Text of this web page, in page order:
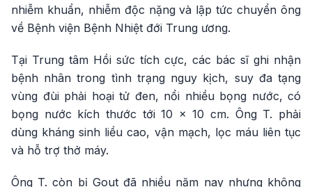
nhiễm khuẩn, nhiễm độc nặng và lập tức chuyển ông
về Bệnh viện Bệnh Nhiệt đới Trung ương.
Tại Trung tâm Hồi sức tích cực, các bác sĩ ghi nhận
bệnh nhân trong tình trạng nguy kịch, suy đa tạng
vùng đùi phải hoại tử đen, nổi nhiều bọng nước, có
bọng nước kích thước tới 10 x 10 cm. Ông T. phải
dùng kháng sinh liều cao, vận mạch, lọc máu liên tục
và hỗ trợ thở máy.
Ông T. còn bị Gout đã nhiều năm nay nhưng không